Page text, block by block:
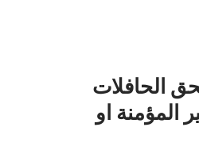
الحافلات
المؤمنة او